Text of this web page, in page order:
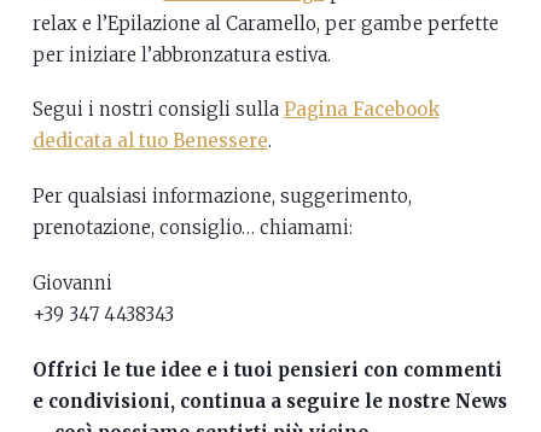
relax e l’Epilazione al Caramello, per gambe perfette
per iniziare l’abbronzatura estiva.
Segui i nostri consigli sulla Pagina Facebook
dedicata al tuo Benessere.
Per qualsiasi informazione, suggerimento,
prenotazione, consiglio… chiamami:
Giovanni
+39 347 4438343
Offrici le tue idee e i tuoi pensieri con commenti
e condivisioni, continua a seguire le nostre News